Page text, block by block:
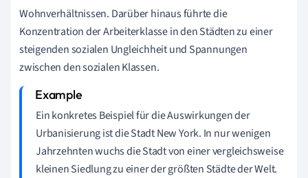
Wohnverhältnissen. Darüber hinaus führte die
Konzentration der Arbeiterklasse in den Städten zu einer
steigenden sozialen Ungleichheit und Spannungen
zwischen den sozialen Klassen.
Ein konkretes Beispiel für die Auswirkungen der
Urbanisierung ist die Stadt New York. In nur wenigen
Jahrzehnten wuchs die Stadt von einer vergleichsweise
kleinen Siedlung zu einer der größten Städte der Welt.